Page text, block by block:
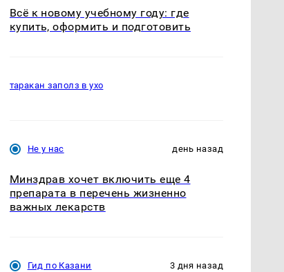
Всё к новому учебному году: где
купить, оформить и подготовить
таракан заполз в ухо
Не у нас день назад
Минздрав хочет включить еще 4
препарата в перечень жизненно
важных лекарств
Гид по Казани 3 дня назад